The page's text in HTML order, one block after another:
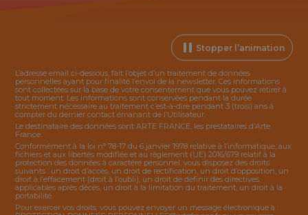
Stopper l’animation
L’adresse email ci-dessous, fait l’objet d’un traitement de données
personnelles ayant pour finalité l’envoi de la newsletter. Ces informations
sont collectées sur la base de votre consentement que vous pouvez retirer à
tout moment. Les informations sont conservées pendant la durée
strictement nécessaire au traitement c’est-à-dire pendant 3 (trois) ans à
compter du dernier contact émanant de l’Utilisateur.
Le destinataire des données sont ARTE FRANCE, les prestataires d’Arte
France.
Conformément à la loi n° 78-17 du 6 janvier 1978 relative à l’informatique, aux
fichiers et aux libertés modifiée et au règlement (UE) 2016/679 relatif à la
protection des données à caractère personnel, vous disposez des droits
suivants : un droit d’accès, un droit de rectification, un droit d’opposition, un
droit à l’effacement (droit à l’oubli), un droit de définir des directives
applicables après décès, un droit à la limitation du traitement, un droit à la
portabilité.
Pour exercer vos droits, vous pouvez envoyer un message électronique à :